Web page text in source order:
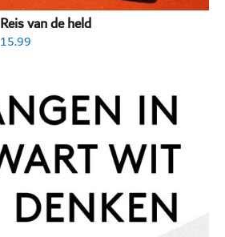
Reis van de held
15.99